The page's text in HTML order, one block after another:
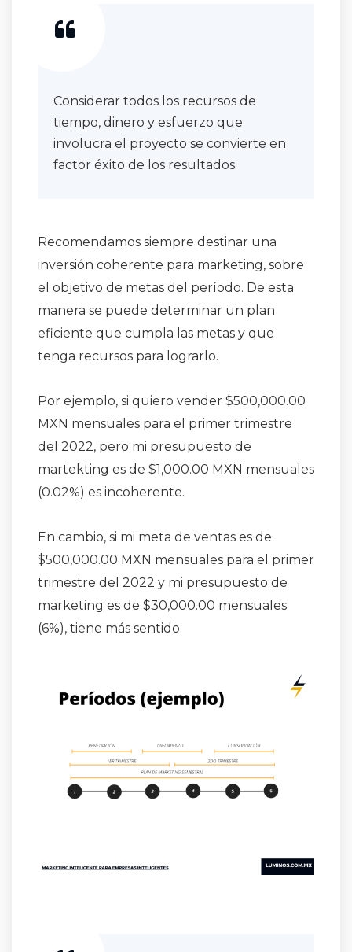
Considerar todos los recursos de
tiempo, dinero y esfuerzo que
involucra el proyecto se convierte en
factor éxito de los resultados.
Recomendamos siempre destinar una
inversión coherente para marketing, sobre
el objetivo de metas del período. De esta
manera se puede determinar un plan
eficiente que cumpla las metas y que
tenga recursos para lograrlo.
Por ejemplo, si quiero vender $500,000.00
MXN mensuales para el primer trimestre
del 2022, pero mi presupuesto de
martekting es de $1,000.00 MXN mensuales
(0.02%) es incoherente.
En cambio, si mi meta de ventas es de
$500,000.00 MXN mensuales para el primer
trimestre del 2022 y mi presupuesto de
marketing es de $30,000.00 mensuales
(6%), tiene más sentido.